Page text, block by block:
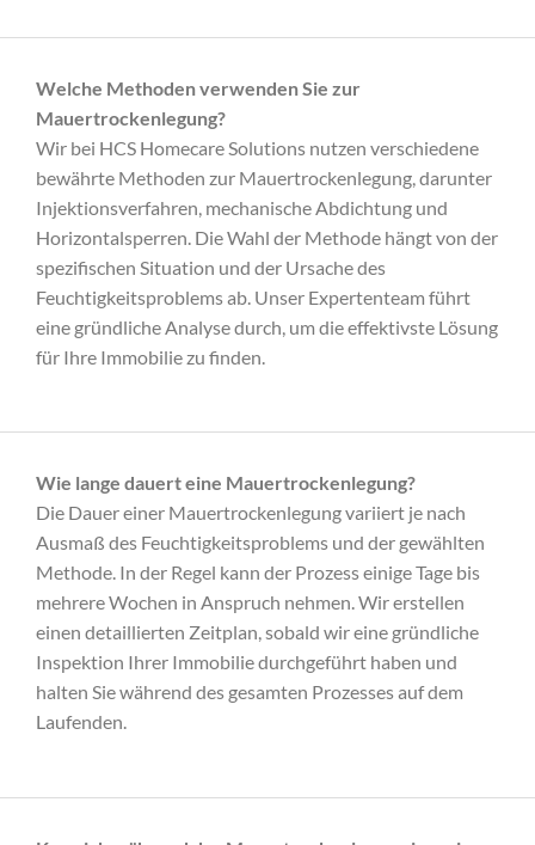
Welche Methoden verwenden Sie zur
Mauertrockenlegung?
Wir bei HCS Homecare Solutions nutzen verschiedene
bewährte Methoden zur Mauertrockenlegung, darunter
Injektionsverfahren, mechanische Abdichtung und
Horizontalsperren. Die Wahl der Methode hängt von der
spezifischen Situation und der Ursache des
Feuchtigkeitsproblems ab. Unser Expertenteam führt
eine gründliche Analyse durch, um die effektivste Lösung
für Ihre Immobilie zu finden.
Wie lange dauert eine Mauertrockenlegung?
Die Dauer einer Mauertrockenlegung variiert je nach
Ausmaß des Feuchtigkeitsproblems und der gewählten
Methode. In der Regel kann der Prozess einige Tage bis
mehrere Wochen in Anspruch nehmen. Wir erstellen
einen detaillierten Zeitplan, sobald wir eine gründliche
Inspektion Ihrer Immobilie durchgeführt haben und
halten Sie während des gesamten Prozesses auf dem
Laufenden.